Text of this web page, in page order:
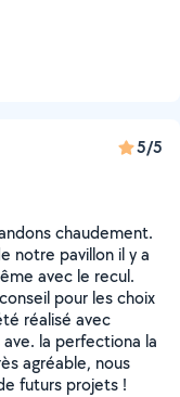
5/5
chaudement.
notre pavillon il y a
avec le recul.
pour les choix
réalisé avec
la perfectiona la
agréable, nous
futurs projets !